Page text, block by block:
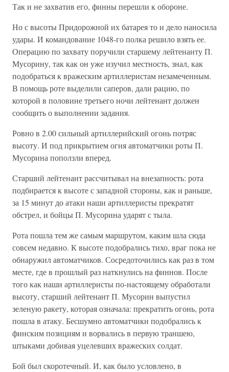
Так и не захватив его, финны перешли к обороне.
Но с высоты Придорожной их батарея то и дело наносила
удары. И командование 1048-го полка решило взять ее.
Операцию по захвату поручили старшему лейтенанту П.
Мусорину, так как он уже изучил местность, знал, как
подобраться к вражеским артиллеристам незамеченным.
В помощь роте выделили саперов, дали рацию, по
которой в половине третьего ночи лейтенант должен
сообщить о выполнении задания.
Ровно в 2.00 сильный артиллерийский огонь потряс
высоту. И под прикрытием огня автоматчики роты П.
Мусорина поползли вперед.
Старший лейтенант рассчитывал на внезапность: рота
подбирается к высоте с западной стороны, как и раньше,
за 15 минут до атаки наши артиллеристы прекратят
обстрел, и бойцы П. Мусорина ударят с тыла.
Рота пошла тем же самым маршрутом, каким шла сюда
совсем недавно. К высоте подобрались тихо, враг пока не
обнаружил автоматчиков. Сосредоточились как раз в том
месте, где в прошлый раз наткнулись на финнов. После
того как наши артиллеристы по-настоящему обработали
высоту, старший лейтенант П. Мусорин выпустил
зеленую ракету, которая означала: прекратить огонь, рота
пошла в атаку. Бесшумно автоматчики подобрались к
финским позициям и ворвались в первую траншею,
штыками добивая уцелевших вражеских солдат.
Бой был скоротечный. И, как было условлено, в